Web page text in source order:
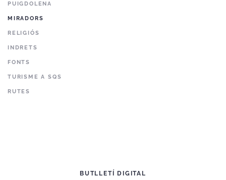
PUIGDOLENA
MIRADORS
RELIGIÓS
INDRETS
FONTS
TURISME A SQS
RUTES
BUTLLETÍ DIGITAL